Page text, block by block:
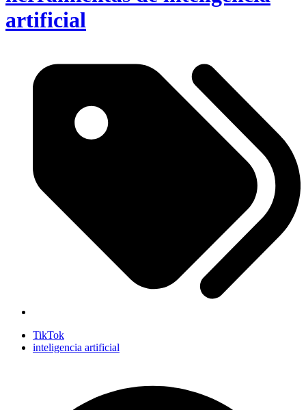
artificial
TikTok
inteligencia artificial